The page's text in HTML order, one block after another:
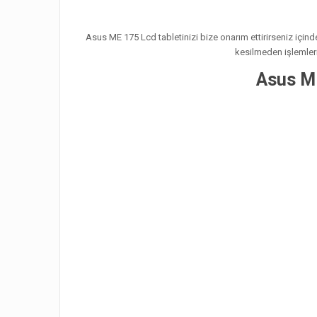
Asus ME 175 Lcd tabletinizi bize onarım ettirirseniz
kesilmeden
Asus